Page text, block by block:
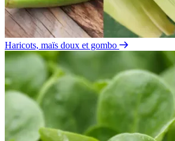
Haricots, maïs doux et gombo